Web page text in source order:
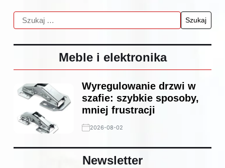
Meble i elektronika
Wyregulowanie drzwi w
szafie: szybkie sposoby,
mniej frustracji
2026-08-02
Newsletter